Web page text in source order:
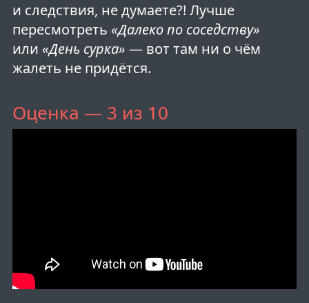
и следствия, не думаете?! Лучше
пересмотреть «Далеко по соседству»
или «День сурка» — вот там ни о чём
жалеть не придётся.
Оценка — 3 из 10